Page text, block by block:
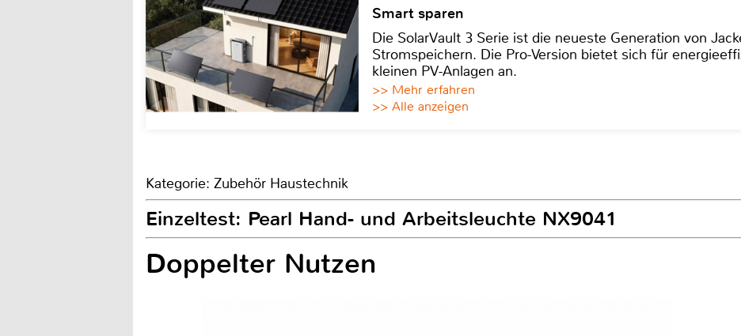
Smart sparen
Die SolarVault 3 Serie ist die neueste Generation von
Stromspeichern. Die Pro-Version bietet sich für
kleinen PV-Anlagen an.
>> Mehr erfahren
>> Alle anzeigen
Kategorie: Zubehör Haustechnik
Einzeltest: Pearl Hand- und Arbeitsleuchte NX9041
Doppelter Nutzen